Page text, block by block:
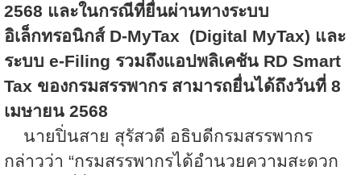
2568 และในกรณีที่ยื่นผ่านทางระบบ
อิเล็กทรอนิกส์ D-MyTax (Digital MyTax) และ
ระบบ e-Filing รวมถึงแอปพลิเคชัน RD Smart
Tax ของกรมสรรพากร สามารถยื่นได้ถึงวันที่ 8
เมษายน 2568
นายปิ่นสาย สุรัสวดี อธิบดีกรมสรรพากร
กล่าวว่า “กรมสรรพากรได้อำนวยความสะดวก